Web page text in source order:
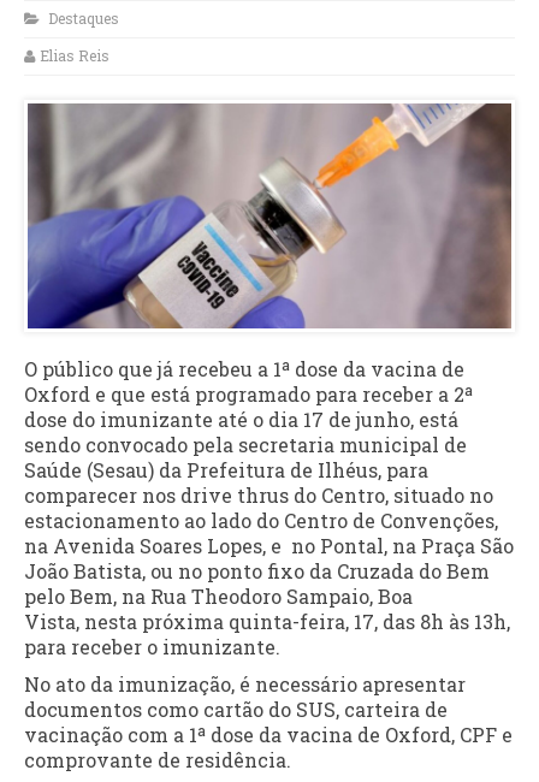
Destaques
Elias Reis
O público que já recebeu a 1ª dose da vacina de
Oxford e que está programado para receber a 2ª
dose do imunizante até o dia 17 de junho, está
sendo convocado pela secretaria municipal de
Saúde (Sesau) da Prefeitura de Ilhéus, para
comparecer nos drive thrus do Centro, situado no
estacionamento ao lado do Centro de Convenções,
na Avenida Soares Lopes, e no Pontal, na Praça São
João Batista, ou no ponto fixo da Cruzada do Bem
pelo Bem, na Rua Theodoro Sampaio, Boa
Vista, nesta próxima quinta-feira, 17, das 8h às 13h,
para receber o imunizante.
No ato da imunização, é necessário apresentar
documentos como cartão do SUS, carteira de
vacinação com a 1ª dose da vacina de Oxford, CPF e
comprovante de residência.